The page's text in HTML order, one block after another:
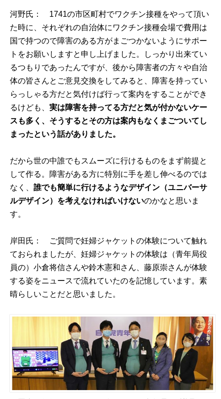
河野氏： 1741の市区町村でワクチン接種をやって頂い
た時に、それぞれの自治体にワクチン接種会場で費用は
国で持つので障害のある方がまごつかないようにサポー
トをお願いしますと申し上げました。しっかり出来てい
るつもりであったんですが、後から障害者の方々や自治
体の皆さんとご意見交換をしてみると、障害を持ってい
らっしゃる方だと気付けば行って案内をすることができ
るけども、実は障害を持ってる方だと気が付かないケー
スも多く、そうするとその方は案内もなくまごついてし
まったという話がありました。
だから世の中誰でもスムーズに行けるものをまず前提と
して作る。障害がある方に特別に手を差し伸べるのでは
なく、誰でも簡単に行けるようなデザイン（ユニバーサ
ルデザイン）を考えなければいけないのかなと思いま
す。
岸田氏： ご質問で妊婦ジャケットの体験について触れ
ておられましたが、妊婦ジャケットの体験は（青年局役
員の）小倉将信さんや鈴木憲和さん、藤原崇さんが体験
する姿をニュースで流れていたのを記憶しています。素
晴らしいことだと思いました。